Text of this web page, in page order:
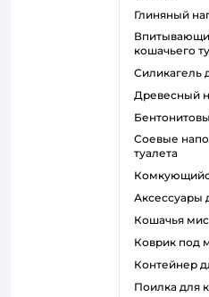
глиняный
впитывающий наполнитель для
кошачьего
древесный
соевые наполнители для кошачьего
туалета
кошачья
коврик под
контейнер
поилка для